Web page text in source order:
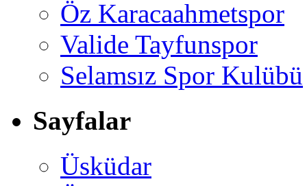
Öz Karacaahmetspor
Valide Tayfunspor
Selamsız Spor Kulübü
Sayfalar
Üsküdar